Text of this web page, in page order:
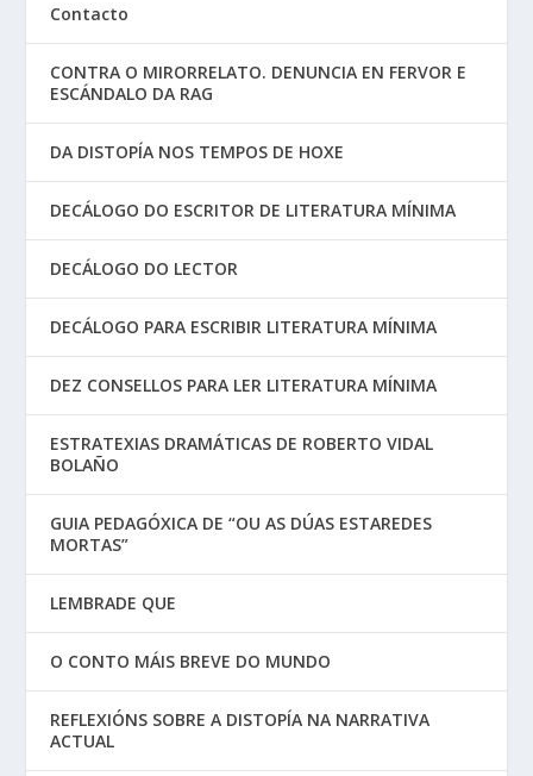
Contacto
CONTRA O MIRORRELATO. DENUNCIA EN FERVOR E
ESCÁNDALO DA RAG
DA DISTOPÍA NOS TEMPOS DE HOXE
DECÁLOGO DO ESCRITOR DE LITERATURA MÍNIMA
DECÁLOGO DO LECTOR
DECÁLOGO PARA ESCRIBIR LITERATURA MÍNIMA
DEZ CONSELLOS PARA LER LITERATURA MÍNIMA
ESTRATEXIAS DRAMÁTICAS DE ROBERTO VIDAL
BOLAÑO
GUIA PEDAGÓXICA DE “OU AS DÚAS ESTAREDES
MORTAS”
LEMBRADE QUE
O CONTO MÁIS BREVE DO MUNDO
REFLEXIÓNS SOBRE A DISTOPÍA NA NARRATIVA
ACTUAL